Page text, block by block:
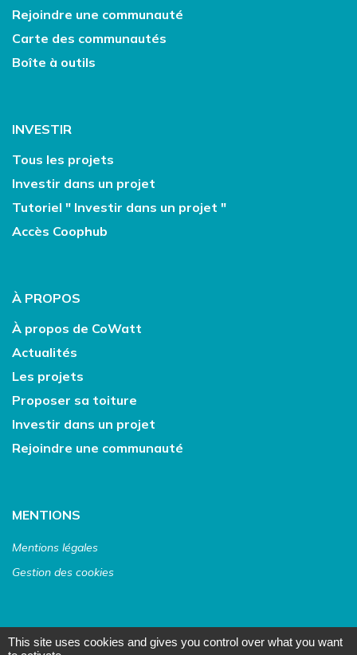
Rejoindre une communauté
Carte des communautés
Boîte à outils
INVESTIR
Tous les projets
Investir dans un projet
Tutoriel " Investir dans un projet "
Accès Coophub
À PROPOS
À propos de CoWatt
Actualités
Les projets
Proposer sa toiture
Investir dans un projet
Rejoindre une communauté
MENTIONS
Mentions légales
Gestion des cookies
This site uses cookies and gives you control over what you want